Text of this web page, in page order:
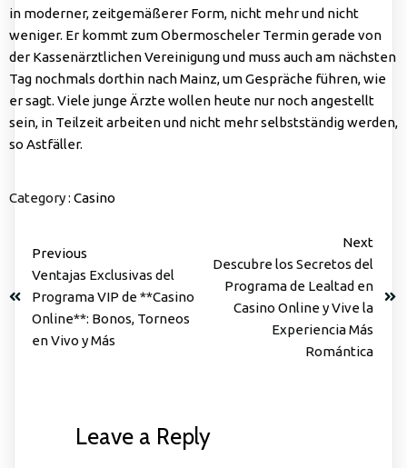
in moderner, zeitgemäßerer Form, nicht mehr und nicht
weniger. Er kommt zum Obermoscheler Termin gerade von
der Kassenärztlichen Vereinigung und muss auch am nächsten
Tag nochmals dorthin nach Mainz, um Gespräche führen, wie
er sagt. Viele junge Ärzte wollen heute nur noch angestellt
sein, in Teilzeit arbeiten und nicht mehr selbstständig werden,
so Astfäller.
Category : Casino
Previous
Ventajas Exclusivas del
Programa VIP de **Casino
Online**: Bonos, Torneos
en Vivo y Más
Next
Descubre los Secretos del
Programa de Lealtad en
Casino Online y Vive la
Experiencia Más
Romántica
Leave a Reply